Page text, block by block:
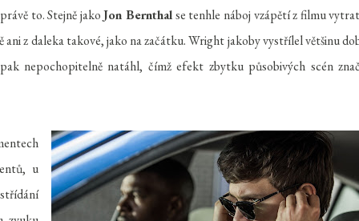
to. Stejně jakoJon Bernthalse tenhle náboj vzápětí z filmu
ani z daleka takové, jako na začátku. Wright jakoby vystřílel většinu
nepochopitelně natáhl, čímž efekt zbytku působivých scén
u